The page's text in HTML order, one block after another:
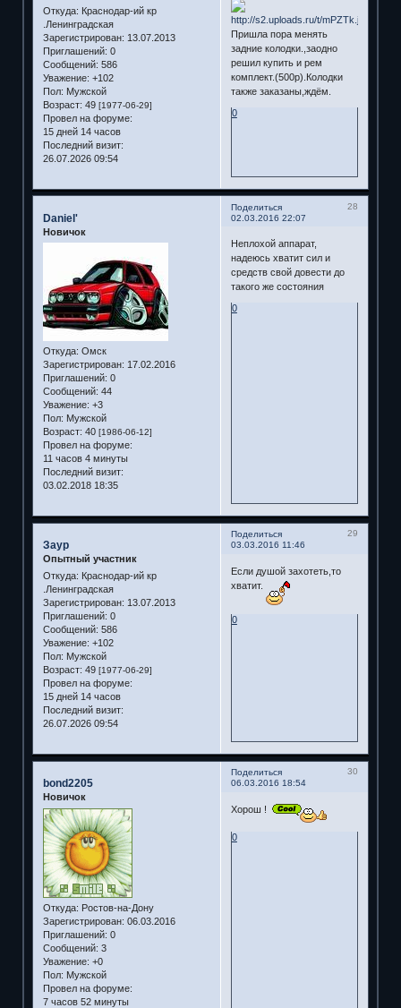
Откуда: Краснодар-ий кр
.Ленинградская
Зарегистрирован: 13.07.2013
Приглашений: 0
Сообщений: 586
Уважение: +102
Пол: Мужской
Возраст: 49 [1977-06-29]
Провел на форуме:
15 дней 14 часов
Последний визит:
26.07.2026 09:54
Пришла пора менять
задние колодки.,заодно
решил купить и рем
комплект.(500р).Колодки
также заказаны,ждём.
0
Поделиться
28
02.03.2016 22:07
Daniel'
Новичок
Откуда: Омск
Зарегистрирован: 17.02.2016
Приглашений: 0
Сообщений: 44
Уважение: +3
Пол: Мужской
Возраст: 40 [1986-06-12]
Провел на форуме:
11 часов 4 минуты
Последний визит:
03.02.2018 18:35
Неплохой аппарат,
надеюсь хватит сил и
средств свой довести до
такого же состояния
0
Поделиться
29
03.03.2016 11:46
Заур
Опытный участник
Откуда: Краснодар-ий кр
.Ленинградская
Зарегистрирован: 13.07.2013
Приглашений: 0
Сообщений: 586
Уважение: +102
Пол: Мужской
Возраст: 49 [1977-06-29]
Провел на форуме:
15 дней 14 часов
Последний визит:
26.07.2026 09:54
Если душой захотеть,то
хватит.
0
Поделиться
30
06.03.2016 18:54
bond2205
Новичок
Откуда: Ростов-на-Дону
Зарегистрирован: 06.03.2016
Приглашений: 0
Сообщений: 3
Уважение: +0
Пол: Мужской
Провел на форуме:
7 часов 52 минуты
Хорош !
0